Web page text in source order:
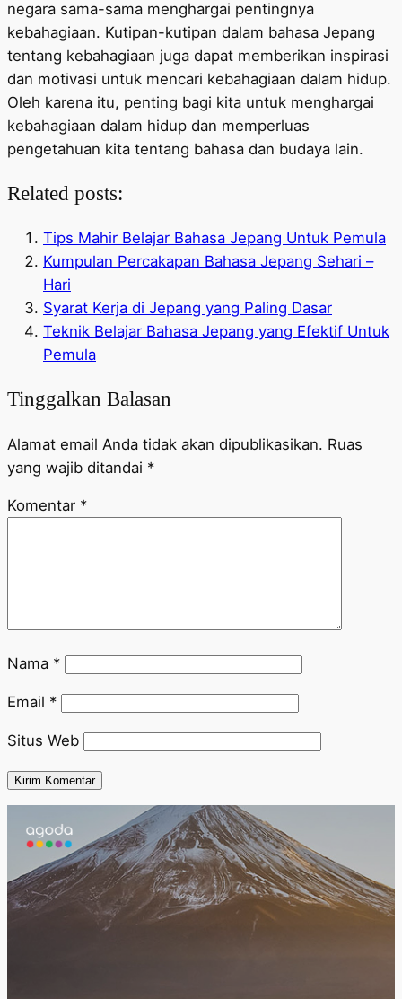
negara sama-sama menghargai pentingnya
kebahagiaan. Kutipan-kutipan dalam bahasa Jepang
tentang kebahagiaan juga dapat memberikan inspirasi
dan motivasi untuk mencari kebahagiaan dalam hidup.
Oleh karena itu, penting bagi kita untuk menghargai
kebahagiaan dalam hidup dan memperluas
pengetahuan kita tentang bahasa dan budaya lain.
Related posts:
Tips Mahir Belajar Bahasa Jepang Untuk Pemula
Kumpulan Percakapan Bahasa Jepang Sehari –
Hari
Syarat Kerja di Jepang yang Paling Dasar
Teknik Belajar Bahasa Jepang yang Efektif Untuk
Pemula
Tinggalkan Balasan
Alamat email Anda tidak akan dipublikasikan. Ruas
yang wajib ditandai *
Komentar *
Nama *
Email *
Situs Web